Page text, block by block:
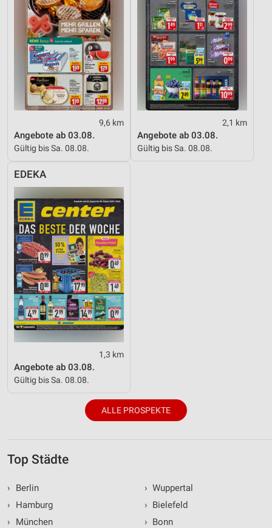
9,6 km
Angebote ab 03.08.
Gültig bis Sa. 08.08.
2,1 km
Angebote ab 03.08.
Gültig bis Sa. 08.08.
EDEKA
1,3 km
Angebote ab 03.08.
Gültig bis Sa. 08.08.
ALLE PROSPEKTE
Top Städte
›
Berlin
›
Hamburg
›
München
› Wuppertal
› Bielefeld
› Bonn